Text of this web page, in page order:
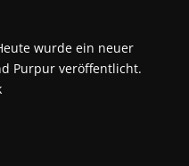
wurde ein neuer
Purpur veröffentlicht.